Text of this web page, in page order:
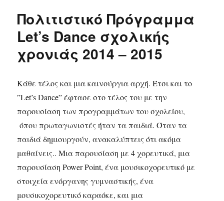
Πολιτιστικό Πρόγραμμα
Let’s Dance σχολικής
χρονιάς 2014 – 2015
Κάθε τέλος και μια καινούργια αρχή. Έτσι και το
”Let’s Dance” έφτασε στο τέλος του με την
παρουσίαση των προγραμμάτων του σχολείου,
όπου πρωταγωνιστές ήταν τα παιδιά. Όταν τα
παιδιά δημιουργούν, ανακαλύπτεις ότι ακόμα
μαθαίνεις.. Μια παρουσίαση με 4 χορευτικά, μια
παρουσίαση Power Point, ένα μουσικοχορευτικό με
στοιχεία ενόργανης γυμναστικής, ένα
μουσικοχορευτικό καραόκε, και μια